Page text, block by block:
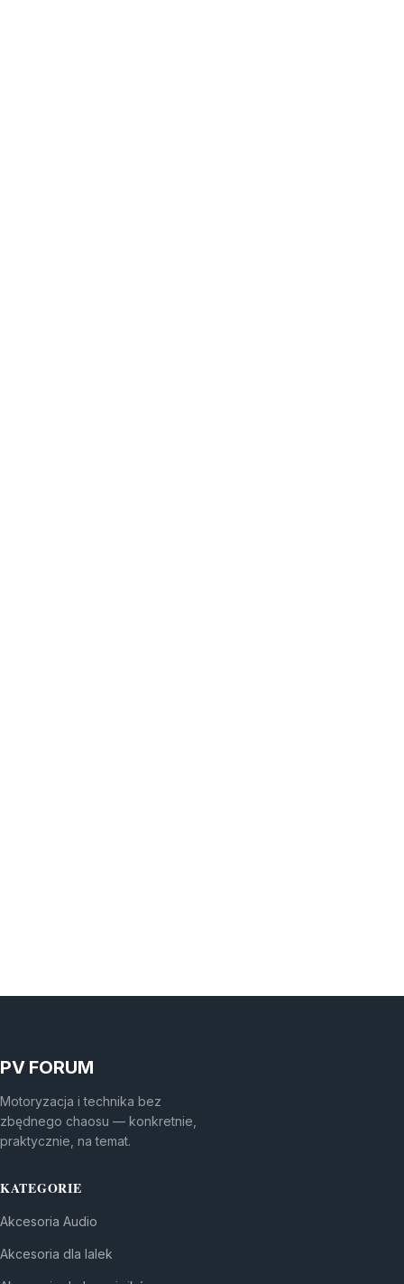
PV FORUM
Motoryzacja i technika bez
zbędnego chaosu — konkretnie,
praktycznie, na temat.
KATEGORIE
Akcesoria Audio
Akcesoria dla lalek